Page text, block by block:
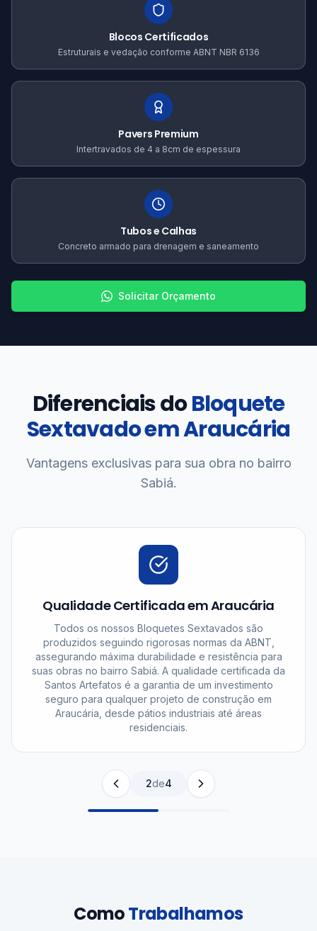
Blocos Certificados
Estruturais e vedação conforme ABNT NBR 6136
Pavers Premium
Intertravados de 4 a 8cm de espessura
Tubos e Calhas
Concreto armado para drenagem e saneamento
Solicitar Orçamento
Diferenciais doBloquete
Sextavado em Araucária
Vantagens exclusivas para sua obra no bairro
Sabiá.
Qualidade Certificada em Araucária
Todos os nossos Bloquetes Sextavados são
produzidos seguindo rigorosas normas da ABNT,
assegurando máxima durabilidade e resistência para
suas obras no bairro Sabiá. A qualidade certificada da
Santos Artefatos é a garantia de um investimento
seguro para qualquer projeto de construção em
Araucária, desde pátios industriais até áreas
residenciais.
2de4
ComoTrabalhamos